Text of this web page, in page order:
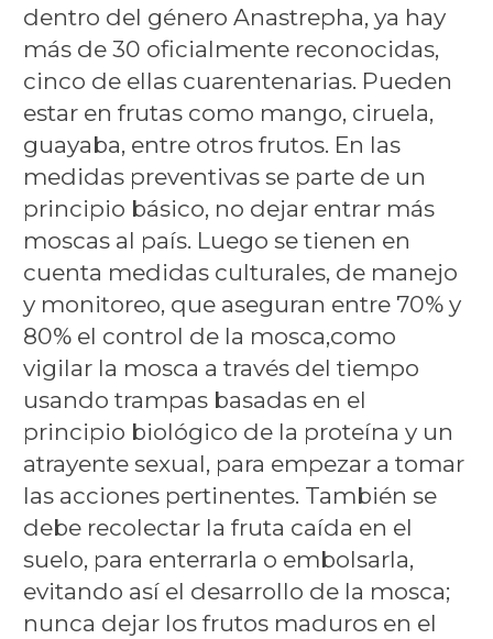
dentro del género Anastrepha, ya hay
más de 30 oficialmente reconocidas,
cinco de ellas cuarentenarias. Pueden
estar en frutas como mango, ciruela,
guayaba, entre otros frutos. En las
medidas preventivas se parte de un
principio básico, no dejar entrar más
moscas al país. Luego se tienen en
cuenta medidas culturales, de manejo
y monitoreo, que aseguran entre 70% y
80% el control de la mosca,como
vigilar la mosca a través del tiempo
usando trampas basadas en el
principio biológico de la proteína y un
atrayente sexual, para empezar a tomar
las acciones pertinentes. También se
debe recolectar la fruta caída en el
suelo, para enterrarla o embolsarla,
evitando así el desarrollo de la mosca;
nunca dejar los frutos maduros en el